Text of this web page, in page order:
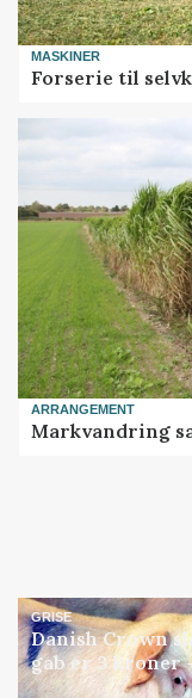
MASKINER
Forserie til
ARRANGEMENT
Markvandring
GRISE
Danish Crown
gab er 3 kroner